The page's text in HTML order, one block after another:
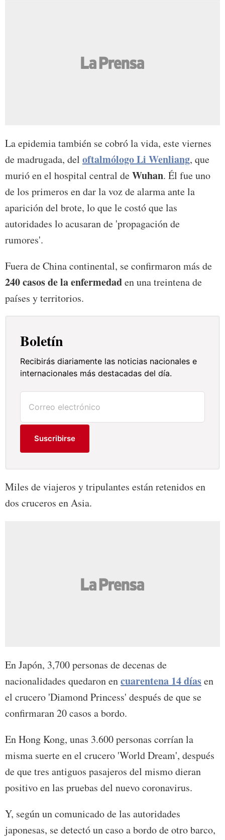
La epidemia también se cobró la vida, este viernes
de madrugada, del oftalmólogo Li Wenliang, que
murió en el hospital central deWuhan. Él fue uno
de los primeros en dar la voz de alarma ante la
aparición del brote, lo que le costó que las
autoridades lo acusaran de 'propagación de
rumores'.
Fuera de China continental, se confirmaron más de
240 casos de la enfermedaden una treintena de
países y territorios.
Boletín
Recibirás diariamente las noticias nacionales e
internacionales más destacadas del día.
Suscribirse
Miles de viajeros y tripulantes están retenidos en
dos cruceros en Asia.
En Japón, 3,700 personas de decenas de
nacionalidades quedaron encuarentena 14 díasen
el crucero 'Diamond Princess' después de que se
confirmaran 20 casos a bordo.
En Hong Kong, unas 3.600 personas corrían la
misma suerte en el crucero 'World Dream', después
de que tres antiguos pasajeros del mismo dieran
positivo en las pruebas del nuevo coronavirus.
Y, según un comunicado de las autoridades
japonesas, se detectó un caso a bordo de otro barco,